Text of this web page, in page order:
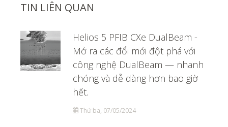
TIN LIÊN QUAN
Helios 5 PFIB CXe DualBeam -
Mở ra các đổi mới đột phá với
công nghệ DualBeam — nhanh
chóng và dễ dàng hơn bao giờ
hết.
Thứ ba, 07/05/2024